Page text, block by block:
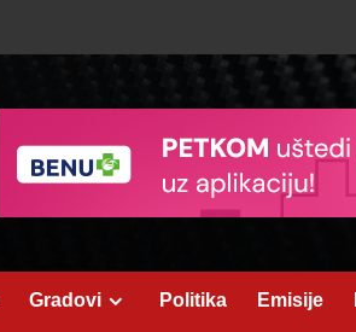
Gradovi Politika Emisije